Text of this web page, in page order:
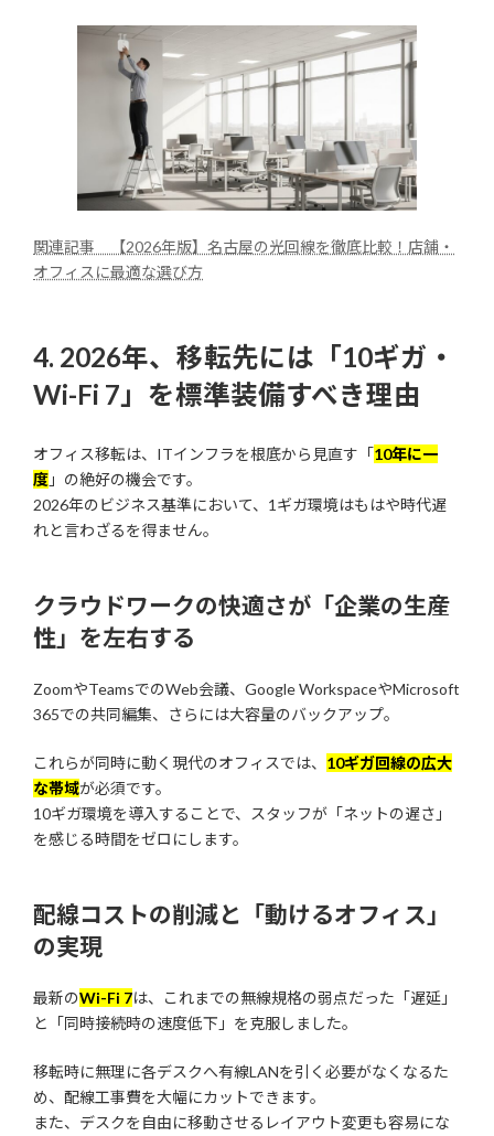
関連記事 【2026年版】名古屋の光回線を徹底比較！店舗・
オフィスに最適な選び方
4. 2026年、移転先には「10ギガ・
Wi-Fi 7」を標準装備すべき理由
オフィス移転は、ITインフラを根底から見直す「10年に一
度 」の絶好の機会です。
2026年のビジネス基準において、1ギガ環境はもはや時代遅
れと言わざるを得ません。
クラウドワークの快適さが「企業の生産
性」を左右する
ZoomやTeamsでのWeb会議、Google WorkspaceやMicrosoft
365での共同編集、さらには大容量のバックアップ。
これらが同時に動く現代のオフィスでは、 10ギガ回線の広大
な帯域が必須です。
10ギガ環境を導入することで、スタッフが「ネットの遅さ」
を感じる時間をゼロにします。
配線コストの削減と「動けるオフィス」
の実現
最新のWi-Fi 7は、これまでの無線規格の弱点だった「遅延」
と「同時接続時の速度低下」を克服しました。
移転時に無理に各デスクへ有線LANを引く必要がなくなるた
め、配線工事費を大幅にカットできます。
また、デスクを自由に移動させるレイアウト変更も容易にな